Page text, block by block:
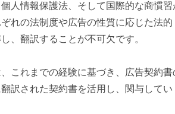
人情報保護法、そして国際的な商慣
れの法制度や広告の性質に応じた法
、翻訳することが不可欠です。
これまでの経験に基づき、広告契約
訳された契約書を活用し、関与して